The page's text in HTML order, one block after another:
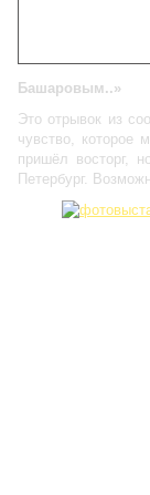
Башаровым..»
Это отрывок из
чувство, которое
пришёл восторг,
Петербург.